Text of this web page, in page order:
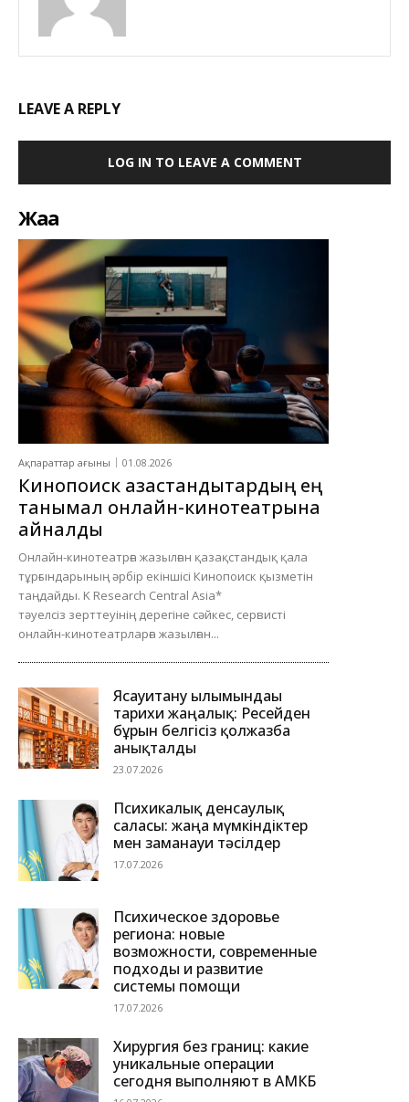
LEAVE A REPLY
LOG IN TO LEAVE A COMMENT
Жаңа
Ақпараттар ағыны 01.08.2026
Кинопоиск қазақстандықтардың ең
танымал онлайн-кинотеатрына
айналды
Онлайн-кинотеатрға жазылған қазақстандық қала
тұрғындарының әрбір екіншісі Кинопоиск қызметін
таңдайды. K Research Central Asia*
тәуелсіз зерттеуінің дерегіне сәйкес, сервисті
онлайн-кинотеатрларға жазылған...
Ясауитану ғылымындағы
тарихи жаңалық: Ресейден
бұрын белгісіз қолжазба
анықталды
23.07.2026
Психикалық денсаулық
саласы: жаңа мүмкіндіктер
мен заманауи тәсілдер
17.07.2026
Психическое здоровье
региона: новые
возможности, современные
подходы и развитие
системы помощи
17.07.2026
Хирургия без границ: какие
уникальные операции
сегодня выполняют в АМКБ